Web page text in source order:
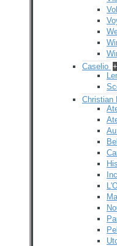
Caselio +
Christian